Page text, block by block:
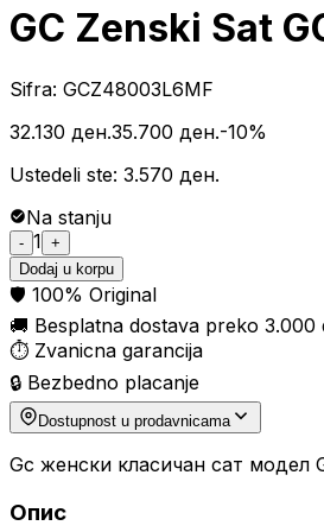
GC Zenski Sat
Sifra: GCZ48003L6MF
32.130 ден.35.700 ден.-10%
Ustedeli ste: 3.570 ден.
Na stanju
- 1 +
Dodaj u korpu
🛡️ 100% Original
🚚 Besplatna dostava preko 3.000
⏱️ Zvanicna garancija
🔒 Bezbedno placanje
Dostupnost u prodavnicama
Gc женски класичан сат модел
Опис